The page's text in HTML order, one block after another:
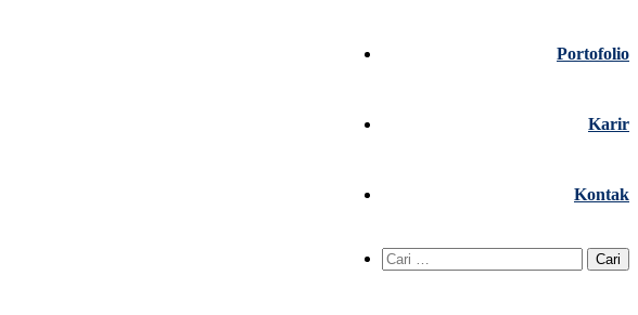
Portofolio
Karir
Kontak
Cari
untuk: